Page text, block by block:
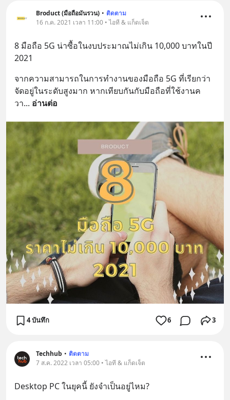
Broduct (มือถือมันรวน) • ติดตาม
16 ก.ค. 2021 เวลา 11:00 • ไอที & แก็ดเจ็ต
8 มือถือ 5G น่าซื้อในงบประมาณไม่เกิน 10,000 บาทในปี
2021
จากความสามารถในการทำงานของมือถือ 5G ที่เรียกว่า
จัดอยู่ในระดับสูงมาก หากเทียบกันกับมือถือที่ใช้งานค
วา... อ่านต่อ
4 บันทึก 6 3
Techhub • ติดตาม
7 ส.ค. 2022 เวลา 05:00 • ไอที & แก็ดเจ็ต
Desktop PC ในยุคนี้ ยังจำเป็นอยู่ไหม?